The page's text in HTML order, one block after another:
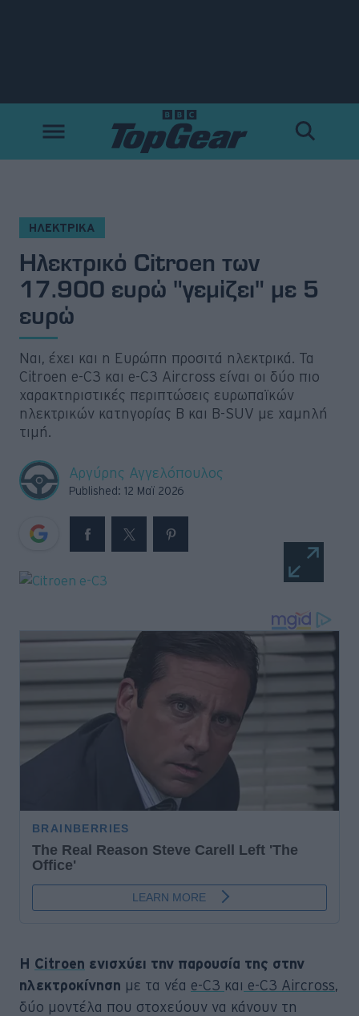
ΗΛΕΚΤΡΙΚΑ
Ηλεκτρικό Citroen των
17.900 ευρώ "γεμίζει" με 5
ευρώ
Ναι, έχει και η Ευρώπη προσιτά ηλεκτρικά. Τα
Citroen e-C3 και e-C3 Aircross είναι οι δύο πιο
χαρακτηριστικές περιπτώσεις ευρωπαϊκών
ηλεκτρικών κατηγορίας B και B-SUV με χαμηλή
τιμή.
Αργύρης Αγγελόπουλος
Published: 12 Μαϊ 2026
Η Citroen ενισχύει την παρουσία της στην
ηλεκτροκίνηση με τα νέα e-C3 και e-C3 Aircross,
δύο μοντέλα που στοχεύουν να κάνουν τη
Δοκιμές
Motorsport
Άποψη
Viral
Big Reads
Retro
Moto
Gaming
Συνεντεύξεις